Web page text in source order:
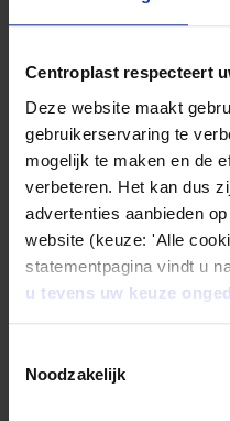
Centroplast respecteert
Deze website maakt
gebruikerservaring te
mogelijk te maken en de
verbeteren. Het kan dus
advertenties aanbieden
website (keuze: 'Alle
statementpagina vindt u
u tevens uw keuze
Noodzakelijk
Account Coordinator
Rüdiger Pelletier
Unterm Ohmberg 1